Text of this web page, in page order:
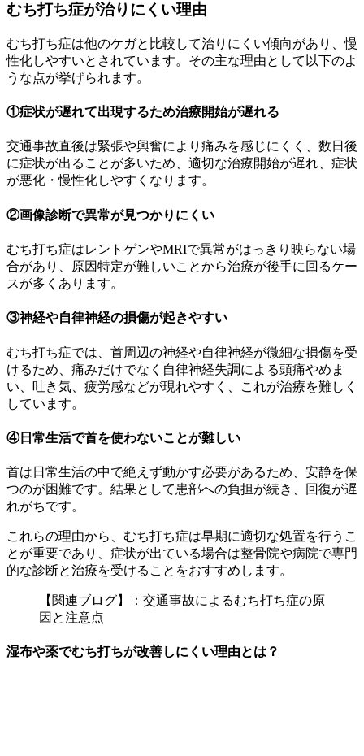
むち打ち症が治りにくい理由
むち打ち症は他のケガと比較して治りにくい傾向があり、慢
性化しやすいとされています。その主な理由として以下のよ
うな点が挙げられます。
①症状が遅れて出現するため治療開始が遅れる
交通事故直後は緊張や興奮により痛みを感じにくく、数日後
に症状が出ることが多いため、適切な治療開始が遅れ、症状
が悪化・慢性化しやすくなります。
②画像診断で異常が見つかりにくい
むち打ち症はレントゲンやMRIで異常がはっきり映らない場
合があり、原因特定が難しいことから治療が後手に回るケー
スが多くあります。
③神経や自律神経の損傷が起きやすい
むち打ち症では、首周辺の神経や自律神経が微細な損傷を受
けるため、痛みだけでなく自律神経失調による頭痛やめま
い、吐き気、疲労感などが現れやすく、これが治療を難しく
しています。
④日常生活で首を使わないことが難しい
首は日常生活の中で絶えず動かす必要があるため、安静を保
つのが困難です。結果として患部への負担が続き、回復が遅
れがちです。
これらの理由から、むち打ち症は早期に適切な処置を行うこ
とが重要であり、症状が出ている場合は整骨院や病院で専門
的な診断と治療を受けることをおすすめします。
【関連ブログ】： 交通事故によるむち打ち症の原
因と注意点
湿布や薬でむち打ちが改善しにくい理由とは？